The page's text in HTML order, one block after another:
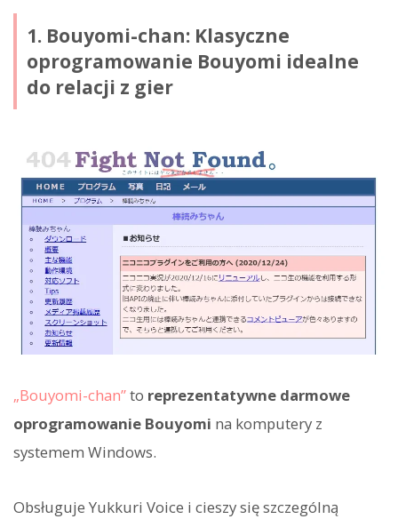
1. Bouyomi-chan: Klasyczne
oprogramowanie Bouyomi idealne
do relacji z gier
„Bouyomi-chan”to reprezentatywne darmowe
oprogramowanie Bouyomi na komputery z
systemem Windows.
Obsługuje Yukkuri Voice i cieszy się szczególną